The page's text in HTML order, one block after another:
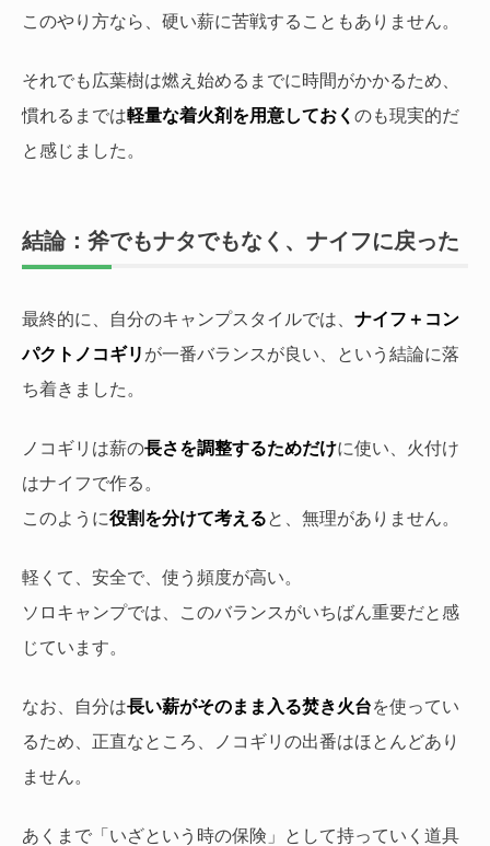
このやり方なら、硬い薪に苦戦することもありません。
それでも広葉樹は燃え始めるまでに時間がかかるため、
慣れるまでは軽量な着火剤を用意しておく のも現実的だ
と感じました。
結論：斧でもナタでもなく、ナイフに戻った
最終的に、自分のキャンプスタイルでは、 ナイフ＋コン
パクトノコギリ が一番バランスが良い、という結論に落
ち着きました。
ノコギリは薪の長さを調整するためだけに使い、火付け
はナイフで作る。
このように役割を分けて考える と、無理がありません。
軽くて、安全で、使う頻度が高い。
ソロキャンプでは、このバランスがいちばん重要だと感
じています。
なお、自分は長い薪がそのまま入る焚き火台を使ってい
るため、正直なところ、ノコギリの出番はほとんどあり
ません。
あくまで「いざという時の保険」として持っていく道具